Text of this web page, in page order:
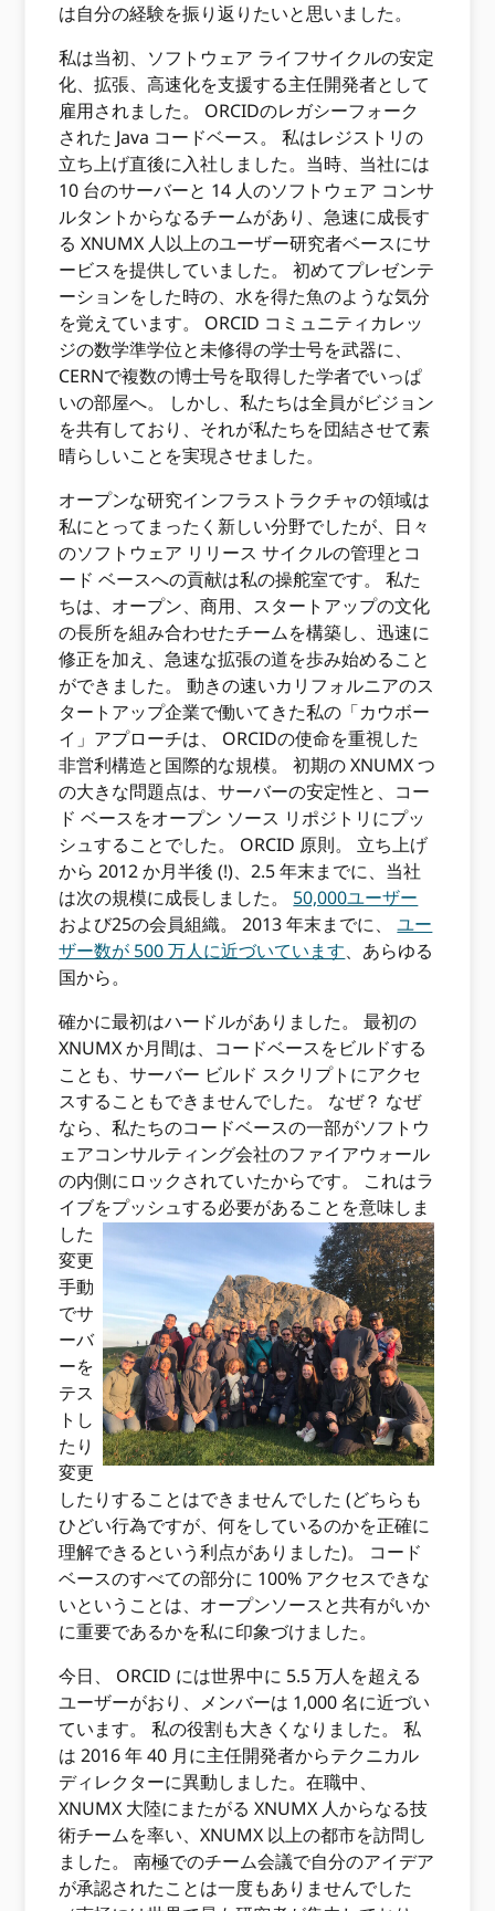
は自分の経験を振り返りたいと思いました。
私は当初、ソフトウェア ライフサイクルの安定
化、拡張、高速化を支援する主任開発者として
雇用されました。 ORCIDのレガシーフォーク
された Java コードベース。 私はレジストリの
立ち上げ直後に入社しました。当時、当社には
10 台のサーバーと 14 人のソフトウェア コンサ
ルタントからなるチームがあり、急速に成長す
る XNUMX 人以上のユーザー研究者ベースにサ
ービスを提供していました。 初めてプレゼンテ
ーションをした時の、水を得た魚のような気分
を覚えています。 ORCID コミュニティカレッ
ジの数学準学位と未修得の学士号を武器に、
CERNで複数の博士号を取得した学者でいっぱ
いの部屋へ。 しかし、私たちは全員がビジョン
を共有しており、それが私たちを団結させて素
晴らしいことを実現させました。
オープンな研究インフラストラクチャの領域は
私にとってまったく新しい分野でしたが、日々
のソフトウェア リリース サイクルの管理とコ
ード ベースへの貢献は私の操舵室です。 私た
ちは、オープン、商用、スタートアップの文化
の長所を組み合わせたチームを構築し、迅速に
修正を加え、急速な拡張の道を歩み始めること
ができました。 動きの速いカリフォルニアのス
タートアップ企業で働いてきた私の「カウボー
イ」アプローチは、 ORCIDの使命を重視した
非営利構造と国際的な規模。 初期の XNUMX つ
の大きな問題点は、サーバーの安定性と、コー
ド ベースをオープン ソース リポジトリにプッ
シュすることでした。 ORCID 原則。 立ち上げ
から 2012 か月半後 (!)、2.5 年末までに、当社
は次の規模に成長しました。 50,000ユーザー
および25の会員組織。 2013 年末までに、ユー
ザー数が 500 万人に近づいています、あらゆる
国から。
確かに最初はハードルがありました。 最初の
XNUMX か月間は、コードベースをビルドする
ことも、サーバー ビルド スクリプトにアクセ
スすることもできませんでした。 なぜ？ なぜ
なら、私たちのコードベースの一部がソフトウ
ェアコンサルティング会社のファイアウォール
の内側にロックされていたからです。 これはラ
イブをプッシュする必要があることを意味しま
した
変更
手動
でサ
ーバ
ーを
テス
トし
たり
変更
したりすることはできませんでした (どちらも
ひどい行為ですが、何をしているのかを正確に
理解できるという利点がありました)。 コード
ベースのすべての部分に 100% アクセスできな
いということは、オープンソースと共有がいか
に重要であるかを私に印象づけました。
今日、 ORCID には世界中に 5.5 万人を超える
ユーザーがおり、メンバーは 1,000 名に近づい
ています。 私の役割も大きくなりました。 私
は 2016 年 40 月に主任開発者からテクニカル
ディレクターに異動しました。在職中、
XNUMX 大陸にまたがる XNUMX 人からなる技
術チームを率い、XNUMX 以上の都市を訪問し
ました。 南極でのチーム会議で自分のアイデア
が承認されたことは一度もありませんでした